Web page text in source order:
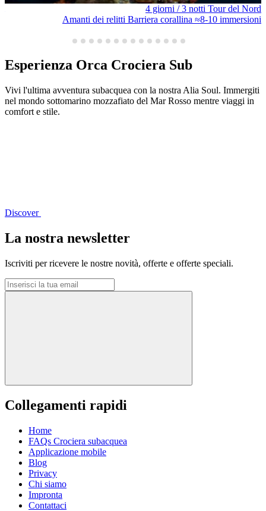
4 giorni / 3 notti Tour del Nord
Amanti dei relitti Barriera corallina ≈8-10 immersioni
Esperienza Orca Crociera Sub
Vivi l'ultima avventura subacquea con la nostra Alia Soul. Immergiti
nel mondo sottomarino mozzafiato del Mar Rosso mentre viaggi in
comfort e stile.
Discover
La nostra newsletter
Iscriviti per ricevere le nostre novità, offerte e offerte speciali.
Collegamenti rapidi
Home
FAQs Crociera subacquea
Applicazione mobile
Blog
Privacy
Chi siamo
Impronta
Contattaci